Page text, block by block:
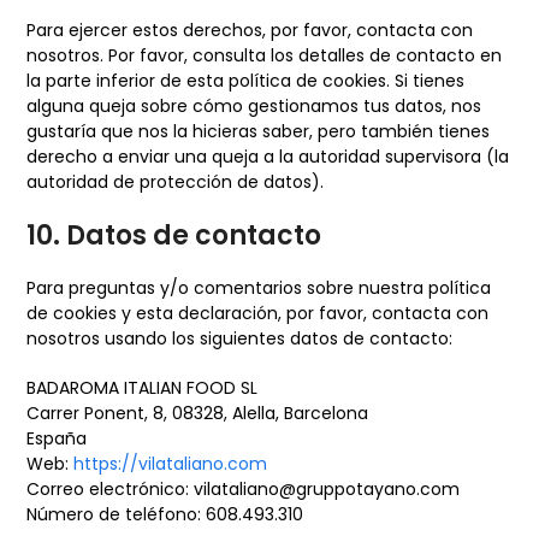
Para ejercer estos derechos, por favor, contacta con
nosotros. Por favor, consulta los detalles de contacto en
la parte inferior de esta política de cookies. Si tienes
alguna queja sobre cómo gestionamos tus datos, nos
gustaría que nos la hicieras saber, pero también tienes
derecho a enviar una queja a la autoridad supervisora (la
autoridad de protección de datos).
10. Datos de contacto
Para preguntas y/o comentarios sobre nuestra política
de cookies y esta declaración, por favor, contacta con
nosotros usando los siguientes datos de contacto:
BADAROMA ITALIAN FOOD SL
Carrer Ponent, 8, 08328, Alella, Barcelona
España
Web:https://vilataliano.com
Correo electrónico:vilataliano@gruppotayano.com
Número de teléfono: 608.493.310